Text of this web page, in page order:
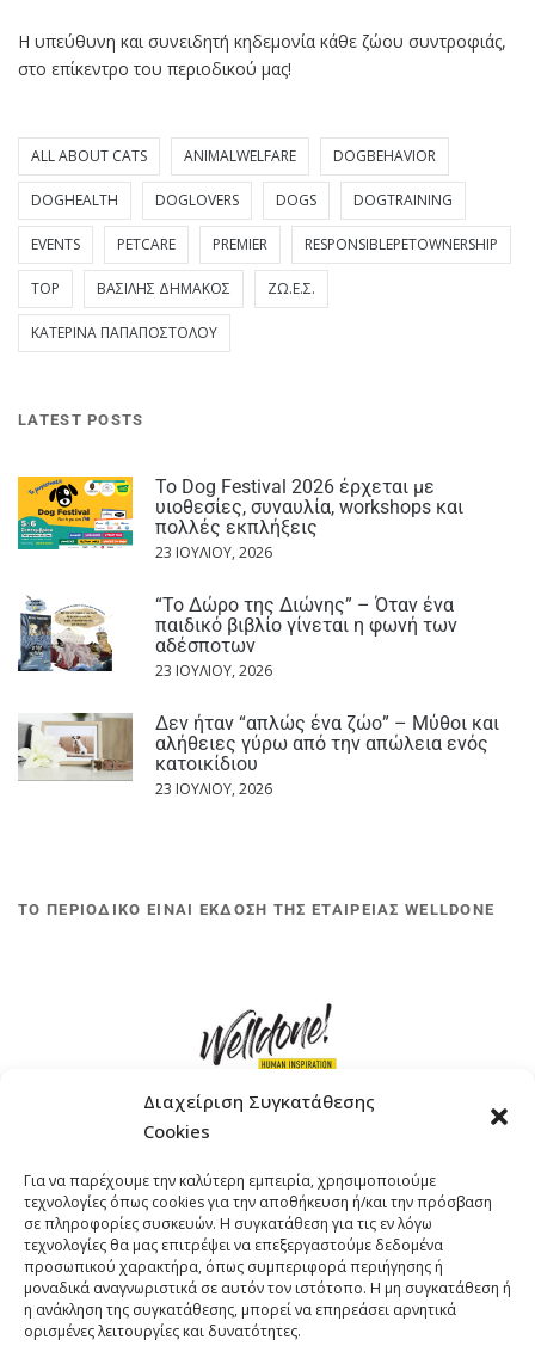
Διαχείριση Συγκατάθεσης
Cookies
Για να παρέχουμε την καλύτερη εμπειρία, χρησιμοποιούμε
τεχνολογίες όπως cookies για την αποθήκευση ή/και την πρόσβαση
σε πληροφορίες συσκευών. Η συγκατάθεση για τις εν λόγω
τεχνολογίες θα μας επιτρέψει να επεξεργαστούμε δεδομένα
προσωπικού χαρακτήρα, όπως συμπεριφορά περιήγησης ή
μοναδικά αναγνωριστικά σε αυτόν τον ιστότοπο. Η μη συγκατάθεση ή
η ανάκληση της συγκατάθεσης, μπορεί να επηρεάσει αρνητικά
ορισμένες λειτουργίες και δυνατότητες.
Η υπεύθυνη και συνειδητή κηδεμονία κάθε ζώου συντροφιάς,
στο επίκεντρο του περιοδικού μας!
ALL ABOUT CATS ANIMALWELFARE DOGBEHAVIOR
DOGHEALTH DOGLOVERS DOGS DOGTRAINING
EVENTS PETCARE PREMIER RESPONSIBLEPETOWNERSHIP
TOP ΒΑΣΊΛΗΣ ΔΗΜΆΚΟΣ ΖΩ.Ε.Σ.
ΚΑΤΕΡΊΝΑ ΠΑΠΑΠΟΣΤΌΛΟΥ
LATEST POSTS
Το Dog Festival 2026 έρχεται με
υιοθεσίες, συναυλία, workshops και
πολλές εκπλήξεις
23 ΙΟΥΛΊΟΥ, 2026
“Το Δώρο της Διώνης” – Όταν ένα
παιδικό βιβλίο γίνεται η φωνή των
αδέσποτων
23 ΙΟΥΛΊΟΥ, 2026
Δεν ήταν “απλώς ένα ζώο” – Μύθοι και
αλήθειες γύρω από την απώλεια ενός
κατοικίδιου
23 ΙΟΥΛΊΟΥ, 2026
ΤΟ ΠΕΡΙΟΔΙΚΟ ΕΙΝΑΙ ΕΚΔΟΣΗ ΤΗΣ ΕΤΑΙΡΕΙΑΣ WELLDONE
ΤΗΛΕΦΩΝΟ: +30 211 4021758
EMAIL:info@welldone.com.gr